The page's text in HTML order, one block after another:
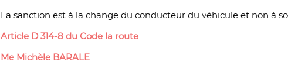
La sanction est à la change du conducteur du véhicule et non à
Article D 314-8 du Code la route
Me Michèle BARALE